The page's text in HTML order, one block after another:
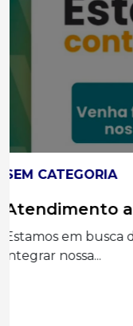
SEM CATEGORIA
Auxiliar
Graduação
Administração,